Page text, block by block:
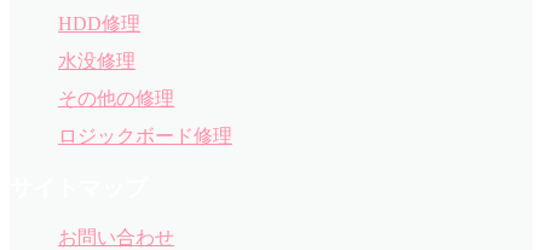
HDD修理
水没修理
その他の修理
ロジックボード修理
お問い合わせ